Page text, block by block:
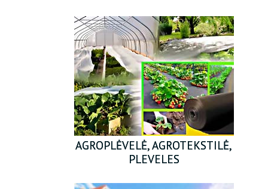
AGROPLĖVELĖ, AGROTEKSTILĖ,
PLEVELES